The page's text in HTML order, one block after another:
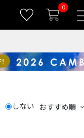
0
しない